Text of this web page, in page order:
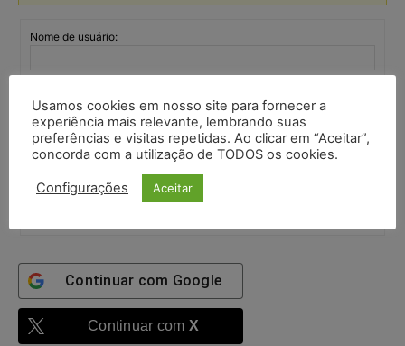
Nome de usuário:
Mantenha-me
Continuar com Google
Continuar com X
Usamos cookies em nosso site para fornecer a
experiência mais relevante, lembrando suas
preferências e visitas repetidas. Ao clicar em “Aceitar”,
concorda com a utilização de TODOS os cookies.
Configurações Aceitar